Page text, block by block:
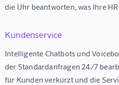
die Uhr beantworten, was Ihre
Kundenservice
Intelligente Chatbots und
der Standardanfragen 24/7
für Kunden verkürzt und die